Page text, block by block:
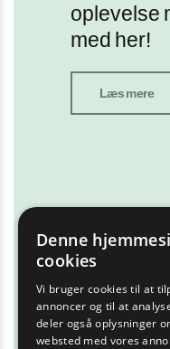
oplevelse
med her!
Læs mere
Denne
cookies
Vi bruger cookies til at
annoncer og til at
deler også oplysninger
websted med vores